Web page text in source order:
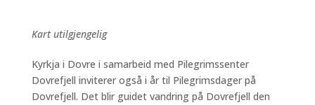
Kart utilgjengelig
Kyrkja i Dovre i samarbeid med Pilegrimssenter
Dovrefjell inviterer også i år til Pilegrimsdager på
Dovrefjell. Det blir guidet vandring på Dovrefjell den